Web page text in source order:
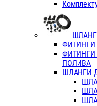
ФИТИНГИ
ПОЛИВА
ШЛАНГИ